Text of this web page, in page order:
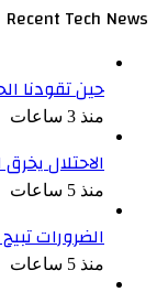
Recent Tech News
حين تقودنا
منذ 3 ساعات
الاحتلال
منذ 5 ساعات
الضرورات
منذ 5 ساعات